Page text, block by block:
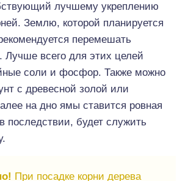
лучшему укреплению
Землю, которой планируется
перемешать
Лучше всего для этих целей
соли и фосфор. Также можно
с древесной золой или
на дно ямы ставится ровная
последствии, будет служить
При посадке корни дерева